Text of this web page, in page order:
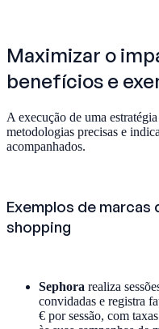
Maximizar o
benefícios e
A execução de uma
metodologias precisas e
acompanhados.
Exemplos de marcas
shopping
Sephora realiza
convidadas e registra
€ por sessão, com